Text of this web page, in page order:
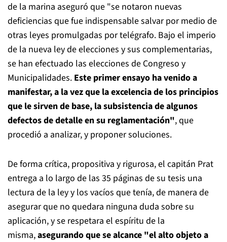
de la marina aseguró que "se notaron nuevas
deficiencias que fue indispensable salvar por medio de
otras leyes promulgadas por telégrafo. Bajo el imperio
de la nueva ley de elecciones y sus complementarias,
se han efectuado las elecciones de Congreso y
Municipalidades. Este primer ensayo ha venido a
manifestar, a la vez que la excelencia de los principios
que le sirven de base, la subsistencia de algunos
defectos de detalle en su reglamentación", que
procedió a analizar, y proponer soluciones.
De forma crítica, propositiva y rigurosa, el capitán Prat
entrega a lo largo de las 35 páginas de su tesis una
lectura de la ley y los vacíos que tenía, de manera de
asegurar que no quedara ninguna duda sobre su
aplicación, y se respetara el espíritu de la
misma,asegurando que se alcance "el alto objeto a